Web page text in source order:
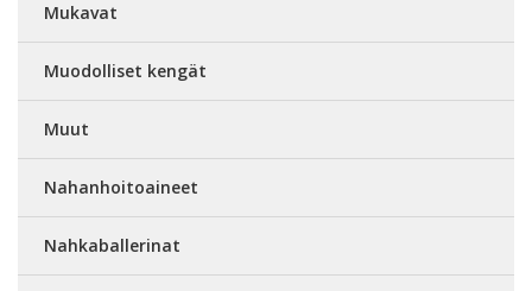
Mukavat
Muodolliset kengät
Muut
Nahanhoitoaineet
Nahkaballerinat